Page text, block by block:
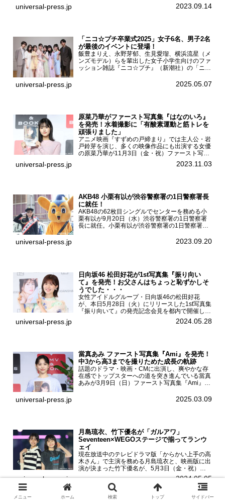
ーについて「下白石麦は頭にビックリマークと、
universal-press.jp 2023.09.14
「ニコ☆プチ卒業式2025」女子6名、男子2名
が最後のイベントに登場！
飯豊まりえ、永野芽郁、生見愛瑠、横浜流星（メ
ンズモデル）らを輩出した女子小学生向けのファ
ッション雑誌『ニコ☆プチ』（新潮社）の「ニコ
モード学園コクーンタワーで開催され、卒業モデ
universal-press.jp 2025.05.07
原菜乃華がファースト写真集『はなのいろ』
を発売！水着撮影に「有酸素運動と筋トレを
頑張りました」
アニメ映画『すずめの戸締まり』では主人公・岩
戸鈴芽を演じ、多くの映像作品にも出演する女優
の原菜乃華が11月3日（金・祝）ファースト写真
集『はなのいろ』発売記念イベントを
HMV&BOOKS SHIBUYAで開催した。原菜乃華フ
universal-press.jp 2023.11.03
AKB48 小栗有以が渋谷警察署の1日警察署長
に就任！
AKB48の62枚目シングルでセンターを務める小
栗有以が9月20日（水）渋谷警察署の1日警察署
長に就任。小栗有以が渋谷警察署の1日警察署長
での10日間実施される令和5年 秋の全国交通安全
universal-press.jp 2023.09.20
日向坂46 松田好花が1st写真集『振り向い
て』を発売！お父さんはちょっと恥ずかしそ
うでした・・・
女性アイドルグループ・日向坂46の松田好花
が、本日5月28日（火）にリリースした1st写真集
『振り向いて』の発売記念会見を都内で開催し
た。日向坂46 松田好花1st写真集『振り向いて』
発売記念会見写真集では日向坂46の松田好花を
universal-press.jp 2024.05.28
當真あみ ファースト写真集『Ami』を発売！
中3から高3までを撮りためた成長の軌跡
話題のドラマ・映画・CMに出演し、爽やかな存
在感でトップスターへの道を突き進んでいる當真
あみが3月9日（日）ファースト写真集『Ami』
BOOKS SHIBUYAで開催した。當真あみファース
universal-press.jp 2025.03.09
月島琉衣、竹下優名が「ガルアワ」
Seventeen×WEGOステージで揃ってランウ
ェイ
現在放送中のテレビドラマ版「からかい上手の高
木さん」で主演を務める月島琉衣と、映画版に出
演が決まった竹下優名が、5月3日（金・祝）東
京・国立代々木競技場第一体育館で開催されたフ
ァッション&音楽イベント『Rakuten GirlsAward
universal-press.jp 2024.05.05
メニュー ホーム 検索 トップ サイドバー